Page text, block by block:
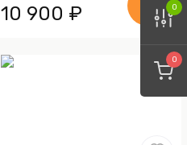
0
0
10 900 ₽